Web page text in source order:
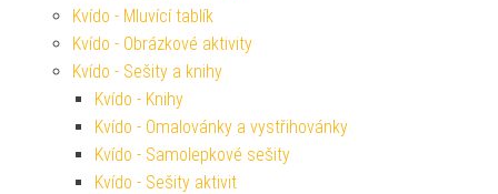
Kvído - Mluvící tablík
Kvído - Obrázkové aktivity
Kvído - Sešity a knihy
Kvído - Knihy
Kvído - Omalovánky a vystřihovánky
Kvído - Samolepkové sešity
Kvído - Sešity aktivit